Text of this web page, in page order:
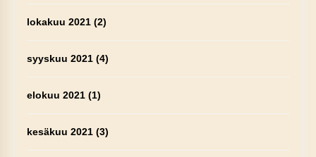
lokakuu 2021(2)
syyskuu 2021(4)
elokuu 2021(1)
kesäkuu 2021(3)